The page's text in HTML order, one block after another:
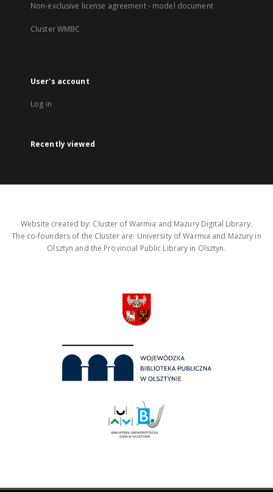
Non-exclusive license agreement - model document
Cluster WMBC
User's account
Log in
Recently viewed
Website created by: Cluster of Warmia and Mazury Digital Library.
The co-founders of the Cluster are: University of Warmia and Mazury in
Olsztyn and the Provincial Public Library in Olsztyn.